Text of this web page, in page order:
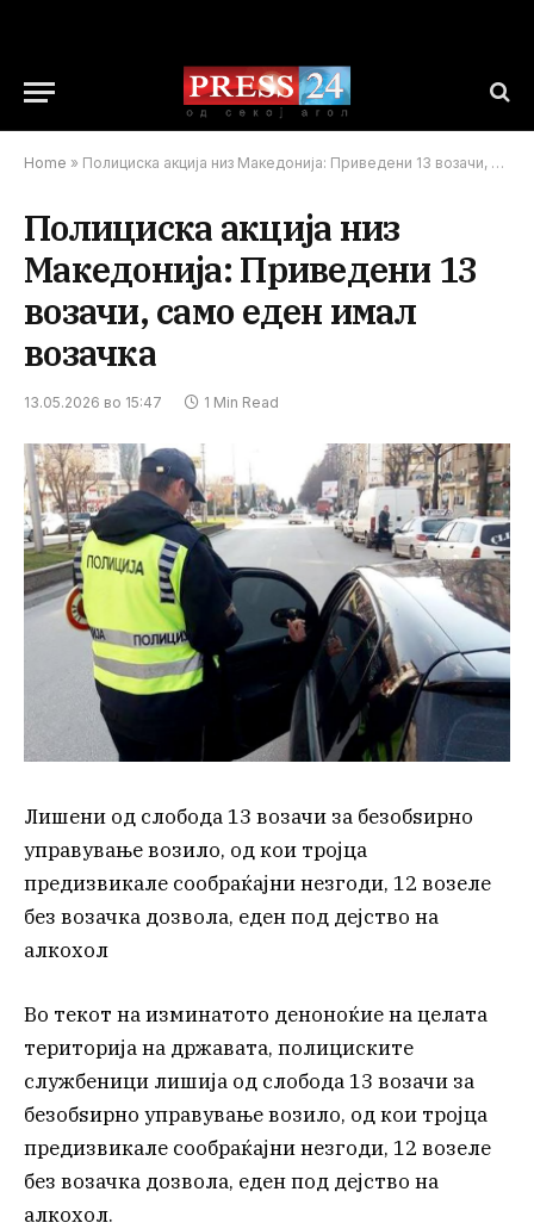
Home » Полициска акција низ Македонија: Приведени 13 возачи, само еден имал возачка
Полициска акција низ
Македонија: Приведени 13
возачи, само еден имал
возачка
13.05.2026 во 15:47 1 Min Read
Лишени од слобода 13 возачи за безобѕирно
управување возило, од кои тројца
предизвикале сообраќајни незгоди, 12 возеле
без возачка дозвола, еден под дејство на
алкохол
Во текот на изминатото деноноќие на целата
територија на државата, полициските
службеници лишија од слобода 13 возачи за
безобѕирно управување возило, од кои тројца
предизвикале сообраќајни незгоди, 12 возеле
без возачка дозвола, еден под дејство на
алкохол.